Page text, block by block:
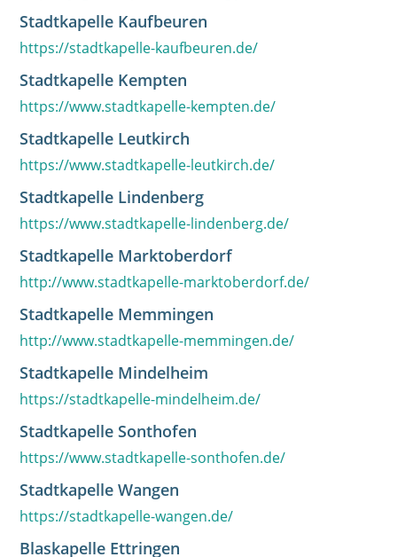
Stadtkapelle Kaufbeuren
https://stadtkapelle-kaufbeuren.de/
Stadtkapelle Kempten
https://www.stadtkapelle-kempten.de/
Stadtkapelle Leutkirch
https://www.stadtkapelle-leutkirch.de/
Stadtkapelle Lindenberg
https://www.stadtkapelle-lindenberg.de/
Stadtkapelle Marktoberdorf
http://www.stadtkapelle-marktoberdorf.de/
Stadtkapelle Memmingen
http://www.stadtkapelle-memmingen.de/
Stadtkapelle Mindelheim
https://stadtkapelle-mindelheim.de/
Stadtkapelle Sonthofen
https://www.stadtkapelle-sonthofen.de/
Stadtkapelle Wangen
https://stadtkapelle-wangen.de/
Blaskapelle Ettringen